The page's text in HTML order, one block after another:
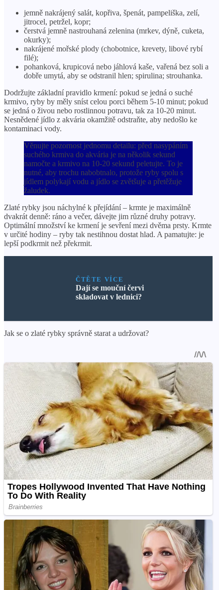
jemně nakrájený salát, kopřiva, špenát, pampeliška, zelí,
jitrocel, petržel, kopr;
čerstvá jemně nastrouhaná zelenina (mrkev, dýně, cuketa,
okurky);
nakrájené mořské plody (chobotnice, krevety, libové rybí
filé);
pohanková, krupicová nebo jáhlová kaše, vařená bez soli a
dobře umytá, aby se odstranil hlen; spirulina; strouhanka.
Dodržujte základní pravidlo krmení: pokud se jedná o suché
krmivo, ryby by měly sníst celou porci během 5-10 minut; pokud
se jedná o živou nebo rostlinnou potravu, tak za 10-20 minut.
Nesnědené jídlo z akvária okamžitě odstraňte, aby nedošlo ke
kontaminaci vody.
Věnujte pozornost jednomu detailu: před nasypáním
suchého krmiva do akvária je na několik sekund
namočte a krmivo na 10-20 sekund peletujte. To je
nutné, aby trochu nabobtnalo, protože ryby spolu s
jídlem polykají vodu a jídlo se zvětšuje a přetěžuje
žaludek.
Zlaté rybky jsou náchylné k přejídání – krmte je maximálně
dvakrát denně: ráno a večer, dávejte jim různé druhy potravy.
Optimální množství ke krmení je sevření mezi dvěma prsty. Krmte
v určité hodiny – ryby tak nestihnou dostat hlad. A pamatujte: je
lepší podkrmit než překrmit.
ČTĚTE VÍCE
Dají se mouční červi
skladovat v lednici?
Jak se o zlaté rybky správně starat a udržovat?